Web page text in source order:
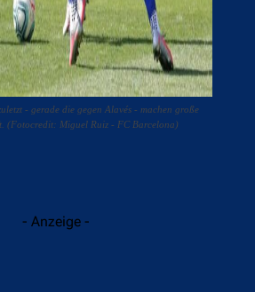
- gerade die gegen Alavés - machen große
(Fotocredit: Miguel Ruiz - FC Barcelona)
- Anzeige -